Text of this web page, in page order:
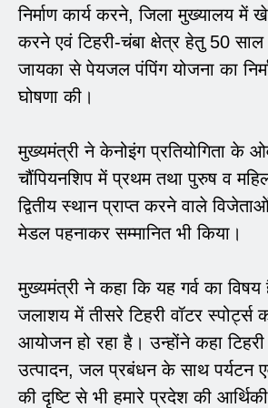
निर्माण कार्य करने, जिला मुख्यालय में
करने एवं टिहरी-चंबा क्षेत्र हेतु 50
जायका से पेयजल पंपिंग योजना का
घोषणा की।
मुख्यमंत्री ने केनोइंग प्रतियोगिता के
चौंपियनशिप में प्रथम तथा पुरुष व
द्वितीय स्थान प्राप्त करने वाले
मेडल पहनाकर सम्मानित भी किया।
मुख्यमंत्री ने कहा कि यह गर्व का विषय
जलाशय में तीसरे टिहरी वॉटर
आयोजन हो रहा है। उन्होंने कहा
उत्पादन, जल प्रबंधन के साथ पर्यटन
की दृष्टि से भी हमारे प्रदेश की